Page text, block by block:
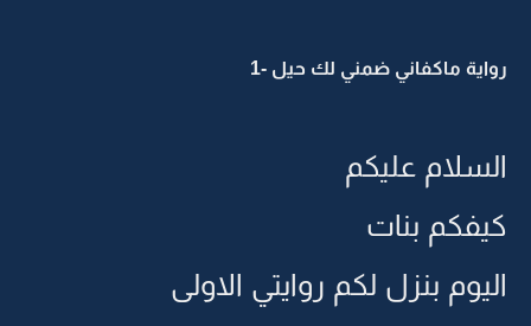
رواية ماكفاني ضمني لك حيل -1
السلام عليكم
كيفكم بنات
اليوم بنزل لكم روايتي الاولى